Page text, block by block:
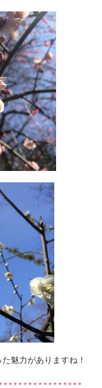
魅力がありますね！